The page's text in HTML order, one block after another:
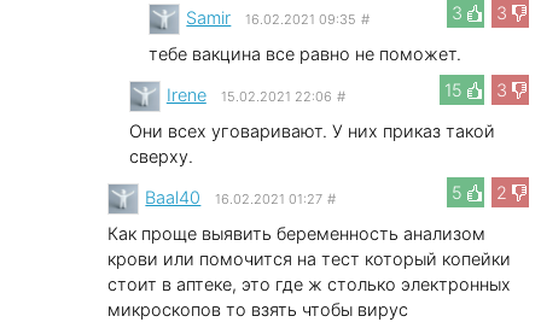
3
3
Samir 16.02.2021 09:35 #
тебе вакцина все равно не поможет.
15
3
Irene 15.02.2021 22:06 #
Они всех уговаривают. У них приказ такой
сверху.
5
2
Baal40 16.02.2021 01:27 #
Как проще выявить беременность анализом
крови или помочится на тест который копейки
стоит в аптеке, это где ж столько электронных
микроскопов то взять чтобы вирус